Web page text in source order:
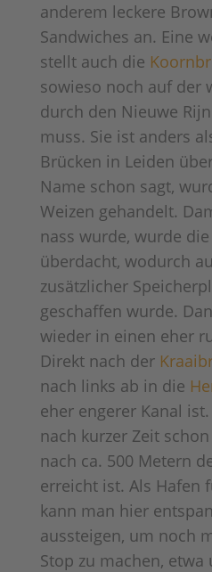
anderem leckere
Sandwiches an. Eine
stellt auch die
sowieso noch auf der
durch den Nieuwe
muss. Sie ist anders
Brücken in Leiden
Name schon sagt,
Weizen gehandelt.
nass wurde, wurde
überdacht, wodurch
zusätzlicher
geschaffen wurde.
wieder in einen eher
Direkt nach der
nach links ab in die
eher engerer Kanal
nach kurzer Zeit
nach ca. 500 Metern
erreicht ist. Als Hafen
kann man hier
aussteigen, um noch
Stop zu machen,